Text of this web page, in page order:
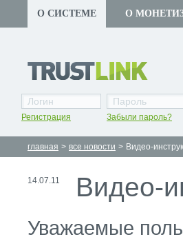
О СИСТЕМЕ О
Регистрация Забыли пароль?
главная > все новости > Видео-
14.07.11 Видео-
Уважаемые